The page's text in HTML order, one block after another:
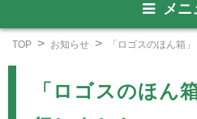
メニ
TOP お知らせ 「ロゴスのほん箱
「ロゴスのほん